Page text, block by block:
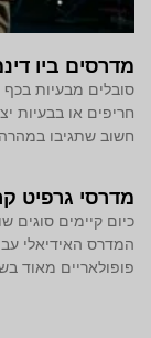
מדרסים ביו
סובלים מבעיות בכף
חריפים או בבעיות
חשוב שתגיבו במהרה.
מדרסי גרפיט
כיום קיימים
המדרס האידיאלי
פופולאריים מאוד